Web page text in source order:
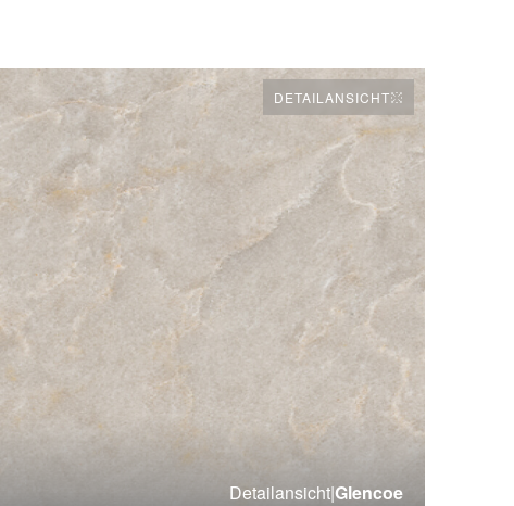
DETAILANSICHT
Detailansicht|Glencoe